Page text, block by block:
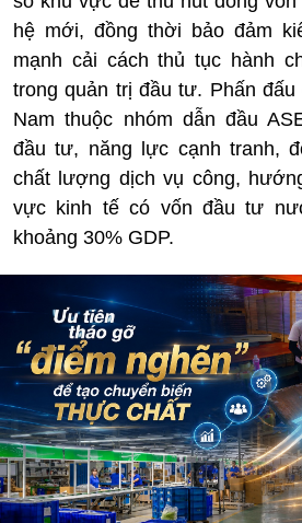
hệ mới, đồng thời bảo đảm
mạnh cải cách thủ tục hành
trong quản trị đầu tư. Phấn
Nam thuộc nhóm dẫn đầu
đầu tư, năng lực cạnh tranh,
chất lượng dịch vụ công,
vực kinh tế có vốn đầu tư
khoảng 30% GDP.